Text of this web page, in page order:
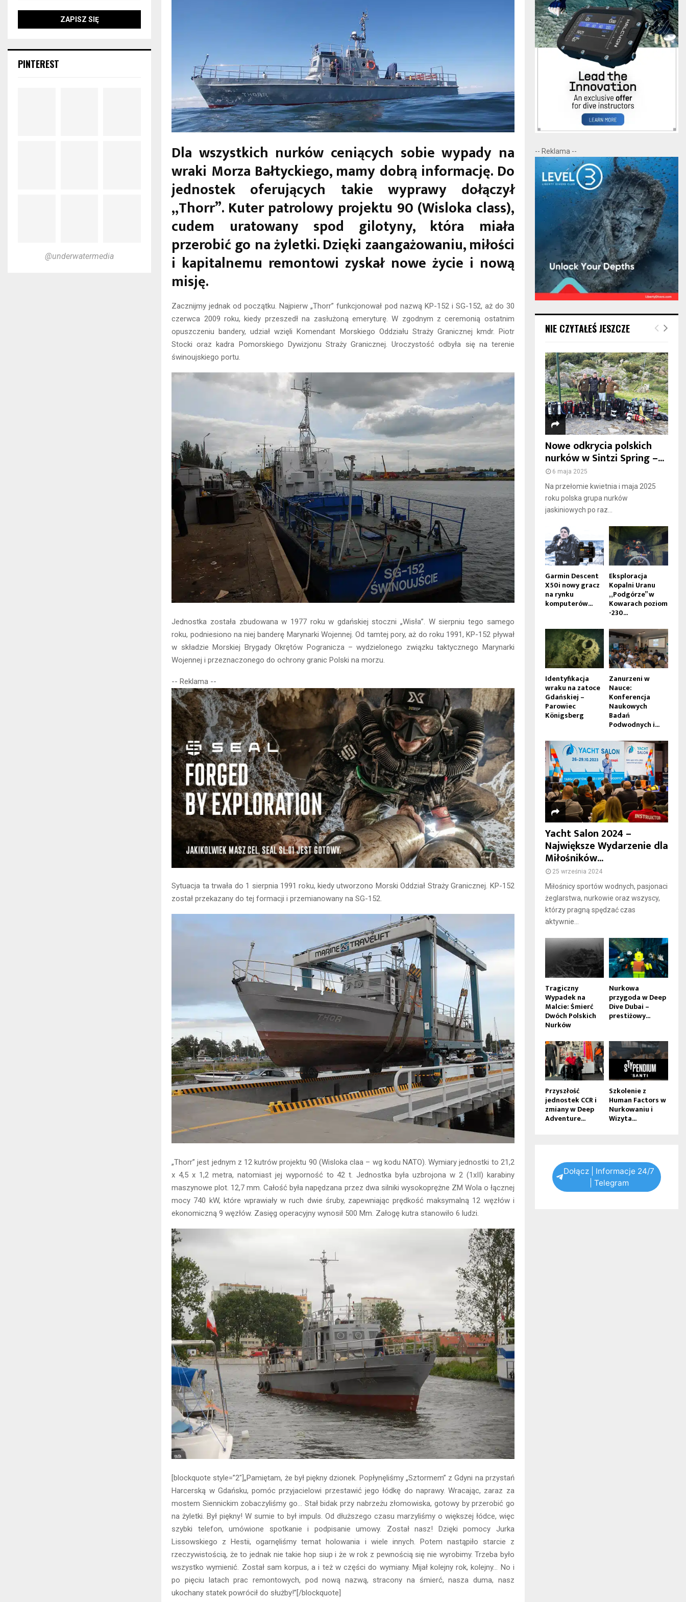
Dla wszystkich nurków ceniących sobie wypady na
wraki Morza Bałtyckiego, mamy dobrą informację. Do
jednostek oferujących takie wyprawy dołączył
„Thorr”. Kuter patrolowy projektu 90 (Wisloka class),
cudem uratowany spod gilotyny, która miała
przerobić go na żyletki. Dzięki zaangażowaniu, miłości
i kapitalnemu remontowi zyskał nowe życie i nową
misję.
Zacznijmy jednak od początku. Najpierw „Thorr” funkcjonował pod nazwą KP-152 i SG-152, aż do 30
czerwca 2009 roku, kiedy przeszedł na zasłużoną emeryturę. W zgodnym z ceremonią ostatnim
opuszczeniu bandery, udział wzięli Komendant Morskiego Oddziału Straży Granicznej kmdr. Piotr
Stocki oraz kadra Pomorskiego Dywizjonu Straży Granicznej. Uroczystość odbyła się na terenie
świnoujskiego portu.
Jednostka została zbudowana w 1977 roku w gdańskiej stoczni „Wisła”. W sierpniu tego samego
roku, podniesiono na niej banderę Marynarki Wojennej. Od tamtej pory, aż do roku 1991, KP-152 pływał
w składzie Morskiej Brygady Okrętów Pogranicza – wydzielonego związku taktycznego Marynarki
Wojennej i przeznaczonego do ochrony granic Polski na morzu.
-- Reklama --
Sytuacja ta trwała do 1 sierpnia 1991 roku, kiedy utworzono Morski Oddział Straży Granicznej. KP-152
został przekazany do tej formacji i przemianowany na SG-152.
„Thorr” jest jednym z 12 kutrów projektu 90 (Wisloka claa – wg kodu NATO). Wymiary jednostki to 21,2
x 4,5 x 1,2 metra, natomiast jej wyporność to 42 t. Jednostka była uzbrojona w 2 (1xII) karabiny
maszynowe plot. 12,7 mm. Całość była napędzana przez dwa silniki wysokoprężne ZM Wola o łącznej
mocy 740 kW, które wprawiały w ruch dwie śruby, zapewniając prędkość maksymalną 12 węzłów i
ekonomiczną 9 węzłów. Zasięg operacyjny wynosił 500 Mm. Załogę kutra stanowiło 6 ludzi.
[blockquote style=”2″]„Pamiętam, że był piękny dzionek. Popłynęliśmy „Sztormem” z Gdyni na przystań
Harcerską w Gdańsku, pomóc przyjacielowi przestawić jego łódkę do naprawy. Wracając, zaraz za
mostem Siennickim zobaczyliśmy go… Stał bidak przy nabrzeżu złomowiska, gotowy by przerobić go
na żyletki. Był piękny! W sumie to był impuls. Od dłuższego czasu marzyliśmy o większej łódce, więc
szybki telefon, umówione spotkanie i podpisanie umowy. Został nasz! Dzięki pomocy Jurka
Lissowskiego z Hestii, ogarnęliśmy temat holowania i wiele innych. Potem nastąpiło starcie z
rzeczywistością, że to jednak nie takie hop siup i że w rok z pewnością się nie wyrobimy. Trzeba było
wszystko wymienić. Został sam korpus, a i też w części do wymiany. Mijał kolejny rok, kolejny… No i
po pięciu latach prac remontowych, pod nową nazwą, stracony na śmierć, nasza duma, nasz
ukochany statek powrócił do służby!”[/blockquote]
PINTEREST
@underwatermedia
-- Reklama --
NIE CZYTAŁEŚ JESZCZE
Nowe odkrycia polskich
nurków w Sintzi Spring –...
6 maja 2025
Na przełomie kwietnia i maja 2025
roku polska grupa nurków
jaskiniowych po raz...
Garmin Descent
X50i nowy gracz
na rynku
komputerów...
Eksploracja
Kopalni Uranu
„Podgórze” w
Kowarach poziom
-230...
Identyfikacja
wraku na zatoce
Gdańskiej –
Parowiec
Königsberg
Zanurzeni w
Nauce:
Konferencja
Naukowych
Badań
Podwodnych i...
Yacht Salon 2024 –
Największe Wydarzenie dla
Miłośników...
25 września 2024
Miłośnicy sportów wodnych, pasjonaci
żeglarstwa, nurkowie oraz wszyscy,
którzy pragną spędzać czas
aktywnie...
Tragiczny
Wypadek na
Malcie: Śmierć
Dwóch Polskich
Nurków
Nurkowa
przygoda w Deep
Dive Dubai –
prestiżowy...
Przyszłość
jednostek CCR i
zmiany w Deep
Adventure...
Szkolenie z
Human Factors w
Nurkowaniu i
Wizyta...
Dołącz | Informacje 24/7
| Telegram